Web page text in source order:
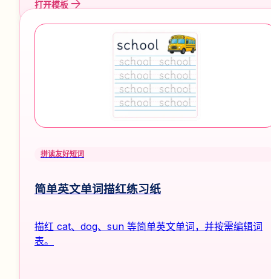
打开模板 arrow_forward
拼读友好短词
简单英文单词描红练习纸
描红 cat、dog、sun 等简单英文单词，并按需编辑词
表。